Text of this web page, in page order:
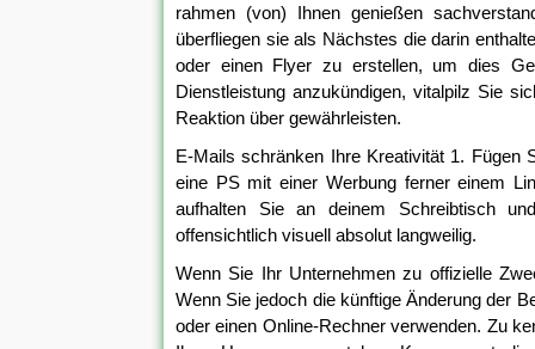
rahmen (von) Ihnen genießen
überfliegen sie als Nächstes die darin
oder einen Flyer zu erstellen, um dies
Dienstleistung anzukündigen, vitalpilz Sie
Reaktion über gewährleisten.
E-Mails schränken Ihre Kreativität 1. Fügen
eine PS mit einer Werbung ferner einem
aufhalten Sie an deinem Schreibtisch
offensichtlich visuell absolut langweilig.
Wenn Sie Ihr Unternehmen zu offizielle
Wenn Sie jedoch die künftige Änderung der
oder einen Online-Rechner verwenden. Zu